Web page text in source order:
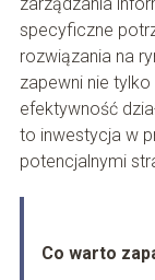
specyficzne
rozwiązania na
zapewni nie
efektywność
to inwestycja w
potencjalnymi
Co warto